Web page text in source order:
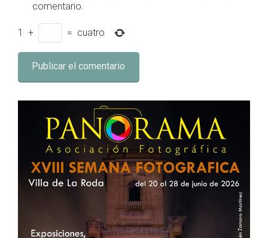
comentario.
1 + = cuatro